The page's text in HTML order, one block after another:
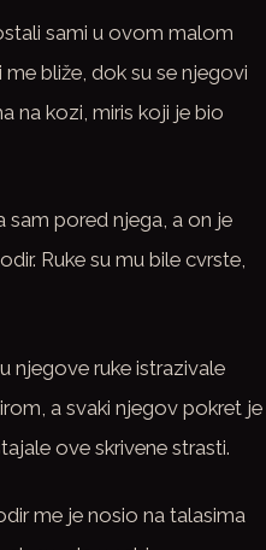
sami u ovom malom
bliže, dok su se njegovi
na kozi, miris koji je bio
sam pored njega, a on je
Ruke su mu bile cvrste,
njegove ruke istrazivale
a svaki njegov pokret je
ove skrivene strasti.
me je nosio na talasima